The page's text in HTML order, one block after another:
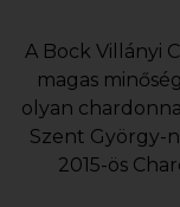
A Bock Villányi
magas
olyan
Szent György-
2015-ös